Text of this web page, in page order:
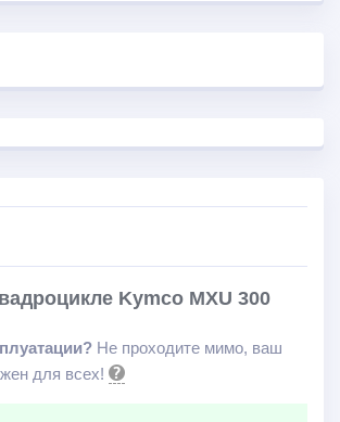
Kymco MXU 300
Не проходите мимо, ваш
для всех!